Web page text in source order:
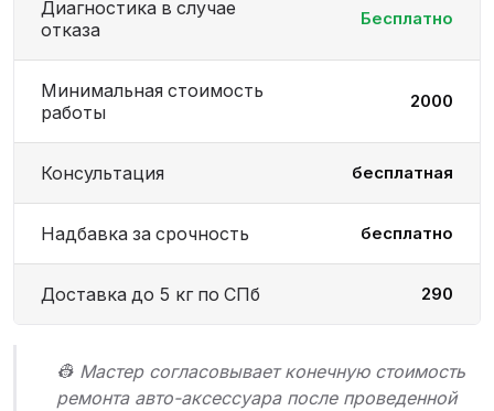
Диагностика в случае
отказа
Бесплатно
Минимальная стоимость
работы
2000
Консультация бесплатная
Надбавка за срочность бесплатно
Доставка до 5 кг по СПб 290
👷 Мастер согласовывает конечную стоимость
ремонта авто-аксессуара после проведенной